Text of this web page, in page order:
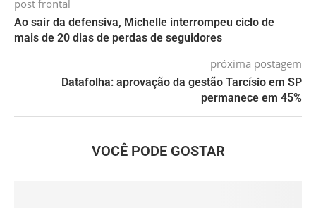
post frontal
Ao sair da defensiva, Michelle interrompeu ciclo de
mais de 20 dias de perdas de seguidores
próxima postagem
Datafolha: aprovação da gestão Tarcísio em SP
permanece em 45%
VOCÊ PODE GOSTAR